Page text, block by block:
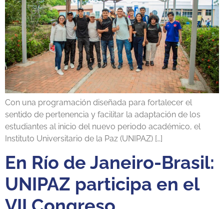
Con una programación diseñada para fortalecer el
sentido de pertenencia y facilitar la adaptación de los
estudiantes al inicio del nuevo periodo académico, el
Instituto Universitario de la Paz (UNIPAZ) […]
En Río de Janeiro-Brasil:
UNIPAZ participa en el